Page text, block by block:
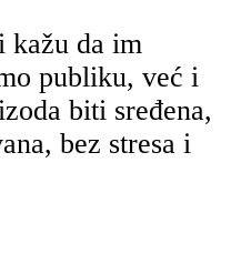
da im
publiku, već i
biti sređena,
bez stresa i